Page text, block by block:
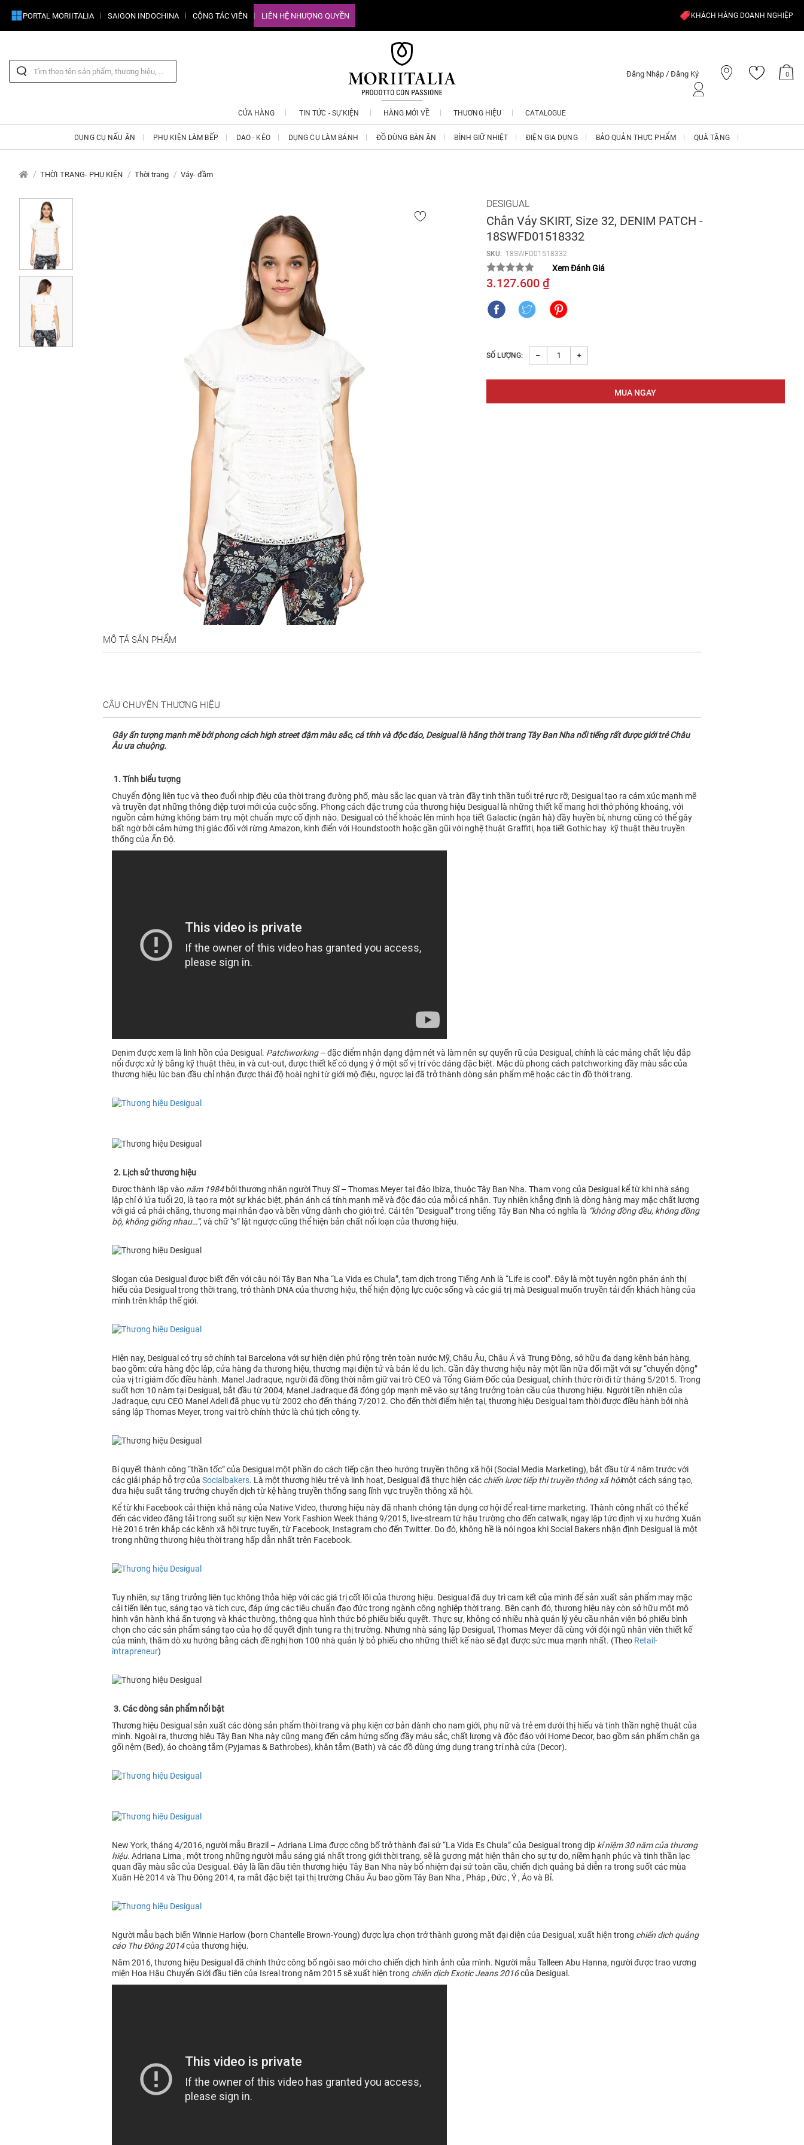
PORTAL MORIITALIA SAIGON INDOCHINA CỘNG TÁC VIÊN LIÊN HỆ NHƯỢNG QUYỀN KHÁCH HÀNG DOANH NGHIỆP
Đăng Nhập / Đăng Ký 0
CỬA HÀNG TIN TỨC - SỰ KIỆN HÀNG MỚI VỀ THƯƠNG HIỆU CATALOGUE
DỤNG CỤ NẤU ĂN PHỤ KIỆN LÀM BẾP DAO - KÉO DỤNG CỤ LÀM BÁNH ĐỒ DÙNG BÀN ĂN BÌNH GIỮ NHIỆT ĐIỆN GIA DỤNG BẢO QUẢN THỰC PHẨM QUÀ TẶNG
THỜI TRANG- PHỤ KIỆN Thời trang Váy- đầm
DESIGUAL
Chân Váy SKIRT, Size 32, DENIM PATCH -
18SWFD01518332
SKU: 18SWFD01518332
Xem Đánh Giá
3.127.600 ₫
SỐ LƯỢNG:
MÔ TẢ SẢN PHẨM
CÂU CHUYỆN THƯƠNG HIỆU
Gây ấn tượng mạnh mẽ bởi phong cách high street đậm màu sắc, cá tính và độc đáo, Desigual là hãng thời trang Tây Ban Nha nổi tiếng rất được giới trẻ Châu
Âu ưa chuộng.
1. Tính biểu tượng
Chuyển động liên tục và theo đuổi nhịp điệu của thời trang đường phố, màu sắc lạc quan và tràn đầy tinh thần tuổi trẻ rực rỡ, Desigual tạo ra cảm xúc mạnh mẽ
và truyền đạt những thông điệp tươi mới của cuộc sống. Phong cách đặc trưng của thương hiệu Desigual là những thiết kế mang hơi thở phóng khoáng, với
nguồn cảm hứng không bám trụ một chuẩn mực cố định nào. Desigual có thể khoác lên mình họa tiết Galactic (ngân hà) đầy huyền bí, nhưng cũng có thể gây
bất ngờ bởi cảm hứng thị giác đối với rừng Amazon, kinh điển với Houndstooth hoặc gần gũi với nghệ thuật Graffiti, họa tiết Gothic hay kỹ thuật thêu truyền
thống của Ấn Độ.
Denim được xem là linh hồn của Desigual. Patchworking– đặc điểm nhận dạng đậm nét và làm nên sự quyến rũ của Desigual, chính là các mảng chất liệu đắp
nổi được xử lý bằng kỹ thuật thêu, in và cut-out, được thiết kế có dụng ý ở một số vị trí vóc dáng đặc biệt. Mặc dù phong cách patchworking đầy màu sắc của
thương hiệu lúc ban đầu chỉ nhận được thái độ hoài nghi từ giới mộ điệu, ngược lại đã trở thành dòng sản phẩm mê hoặc các tín đồ thời trang.
2. Lịch sử thương hiệu
Được thành lập vào năm 1984bởi thương nhân người Thụy Sĩ – Thomas Meyer tại đảo Ibiza, thuộc Tây Ban Nha. Tham vọng của Desigual kể từ khi nhà sáng
lập chỉ ở lứa tuổi 20, là tạo ra một sự khác biệt, phản ánh cá tính mạnh mẽ và độc đáo của mỗi cá nhân. Tuy nhiên khẳng định là dòng hàng may mặc chất lượng
với giá cả phải chăng, thương mại nhân đạo và bền vững dành cho giới trẻ. Cái tên “Desigual” trong tiếng Tây Ban Nha có nghĩa là “không đồng đều, không đồng
bộ, không giống nhau…”, và chữ “s” lật ngược cũng thể hiện bản chất nổi loạn của thương hiệu.
Slogan của Desigual được biết đến với câu nói Tây Ban Nha “La Vida es Chula”, tạm dịch trong Tiếng Anh là “Life is cool”. Đây là một tuyên ngôn phản ánh thị
hiếu của Desigual trong thời trang, trở thành DNA của thương hiệu, thể hiện động lực cuộc sống và các giá trị mà Desigual muốn truyền tải đến khách hàng của
mình trên khắp thế giới.
Hiện nay, Desigual có trụ sở chính tại Barcelona với sự hiện diện phủ rộng trên toàn nước Mỹ, Châu Âu, Châu Á và Trung Đông, sở hữu đa dạng kênh bán hàng,
bao gồm: cửa hàng độc lập, cửa hàng đa thương hiệu, thương mại điện tử và bán lẻ du lịch. Gần đây thương hiệu này một lần nữa đối mặt với sự “chuyển động”
của vị trí giám đốc điều hành. Manel Jadraque, người đã đồng thời nắm giữ vai trò CEO và Tổng Giám Đốc của Desigual, chính thức rời đi từ tháng 5/2015. Trong
suốt hơn 10 năm tại Desigual, bắt đầu từ 2004, Manel Jadraque đã đóng góp mạnh mẽ vào sự tăng trưởng toàn cầu của thương hiệu. Người tiền nhiên của
Jadraque, cựu CEO Manel Adell đã phục vụ từ 2002 cho đến tháng 7/2012. Cho đến thời điểm hiện tại, thương hiệu Desigual tạm thời được điều hành bởi nhà
sáng lập Thomas Meyer, trong vai trò chính thức là chủ tịch công ty.
Bí quyết thành công “thần tốc” của Desigual một phần do cách tiếp cận theo hướng truyền thông xã hội (Social Media Marketing), bắt đầu từ 4 năm trước với
các giải pháp hỗ trợ của Socialbakers. Là một thương hiệu trẻ và linh hoạt, Desigual đã thực hiện các chiến lược tiếp thị truyền thông xã hộimột cách sáng tạo,
đưa hiệu suất tăng trưởng chuyển dịch từ kệ hàng truyền thống sang lĩnh vực truyền thông xã hội.
Kể từ khi Facebook cải thiện khả năng của Native Video, thương hiệu này đã nhanh chóng tận dụng cơ hội để real-time marketing. Thành công nhất có thể kể
đến các video đăng tải trong suốt sự kiện New York Fashion Week tháng 9/2015, live-stream từ hậu trường cho đến catwalk, ngay lập tức định vị xu hướng Xuân
Hè 2016 trên khắp các kênh xã hội trực tuyến, từ Facebook, Instagram cho đến Twitter. Do đó, không hề là nói ngoa khi Social Bakers nhận định Desigual là một
trong những thương hiệu thời trang hấp dẫn nhất trên Facebook.
Tuy nhiên, sự tăng trưởng liên tục không thỏa hiệp với các giá trị cốt lõi của thương hiệu. Desigual đã duy trì cam kết của mình để sản xuất sản phẩm may mặc
cải tiến liên tục, sáng tạo và tích cực, đáp ứng các tiêu chuẩn đạo đức trong ngành công nghiệp thời trang. Bên cạnh đó, thương hiệu này còn sở hữu một mô
hình vận hành khá ấn tượng và khác thường, thông qua hình thức bỏ phiếu biểu quyết. Thực sự, không có nhiều nhà quản lý yêu cầu nhân viên bỏ phiếu bình
chọn cho các sản phẩm sáng tạo của họ để quyết định tung ra thị trường. Nhưng nhà sáng lập Desigual, Thomas Meyer đã cùng với đội ngũ nhân viên thiết kế
của mình, thăm dò xu hướng bằng cách đề nghị hơn 100 nhà quản lý bỏ phiếu cho những thiết kế nào sẽ đạt được sức mua mạnh nhất. (Theo Retail-
intrapreneur)
3. Các dòng sản phẩm nổi bật
Thương hiệu Desigual sản xuất các dòng sản phẩm thời trang và phụ kiện cơ bản dành cho nam giới, phụ nữ và trẻ em dưới thị hiếu và tinh thần nghệ thuật của
mình. Ngoài ra, thương hiệu Tây Ban Nha này cũng mang đến cảm hứng sống đầy màu sắc, chất lượng và độc đáo với Home Decor, bao gồm sản phẩm chăn ga
gối nệm (Bed), áo choàng tắm (Pyjamas & Bathrobes), khăn tắm (Bath) và các đồ dùng ứng dụng trang trí nhà cửa (Decor).
New York, tháng 4/2016, người mẫu Brazil – Adriana Lima được công bố trở thành đại sứ “La Vida Es Chula” của Desigual trong dịp kỉ niệm 30 năm của thương
hiệu. Adriana Lima , một trong những người mẫu sáng giá nhất trong giới thời trang, sẽ là gương mặt hiện thân cho sự tự do, niềm hạnh phúc và tinh thần lạc
quan đầy màu sắc của Desigual. Đây là lần đầu tiên thương hiệu Tây Ban Nha này bổ nhiệm đại sứ toàn cầu, chiến dịch quảng bá diễn ra trong suốt các mùa
Xuân Hè 2014 và Thu Đông 2014, ra mắt đặc biệt tại thị trường Châu Âu bao gồm Tây Ban Nha , Pháp , Đức , Ý , Áo và Bỉ.
Người mẫu bạch biến Winnie Harlow (born Chantelle Brown-Young) được lựa chọn trở thành gương mặt đại diện của Desigual, xuất hiện trong chiến dịch quảng
cáo Thu Đông 2014của thương hiệu.
Năm 2016, thương hiệu Desigual đã chính thức công bố ngôi sao mới cho chiến dịch hình ảnh của mình. Người mẫu Talleen Abu Hanna, người được trao vương
miện Hoa Hậu Chuyển Giới đầu tiên của Isreal trong năm 2015 sẽ xuất hiện trong chiến dịch Exotic Jeans 2016của Desigual.